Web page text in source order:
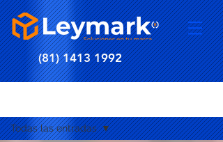
(81) 1413 1992
Todas las entradas